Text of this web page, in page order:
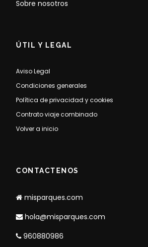
Sobre nosotros
ÚTIL Y LEGAL
Aviso Legal
Condiciones generales
Política de privacidad y cookies
Contrato viaje combinado
Volver a inicio
CONTACTENOS
misparques.com
hola@misparques.com
960880986